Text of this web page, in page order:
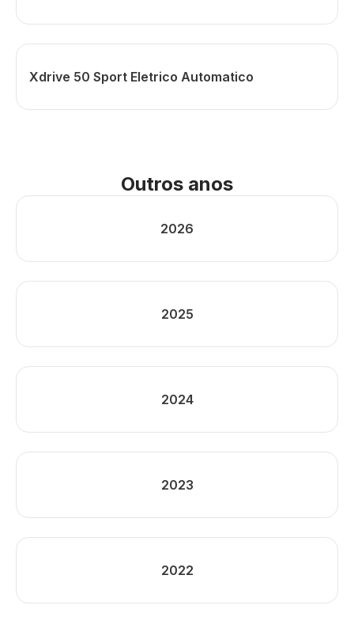
Xdrive 50 Sport Eletrico Automatico
Outros anos
2026
2025
2024
2023
2022